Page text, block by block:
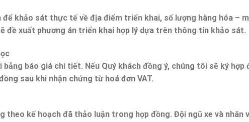
khảo sát thực tế về địa điểm triển khai, số lượng hàng hóa –
đề xuất phương án triển khai hợp lý dựa trên thông tin khảo sát.
báo giá chi tiết. Nếu Quý khách đồng ý, chúng tôi sẽ ký hợp
sau khi nhận chứng từ hoá đơn VAT.
theo kế hoạch đã thảo luận trong hợp đồng. Đội ngũ xe và nhân